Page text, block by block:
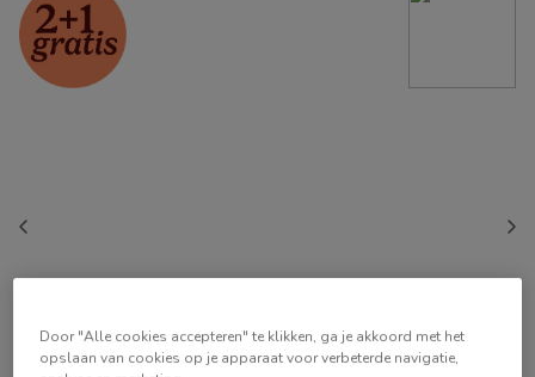
Door "Alle cookies accepteren" te klikken, ga je akkoord met het
opslaan van cookies op je apparaat voor verbeterde navigatie,